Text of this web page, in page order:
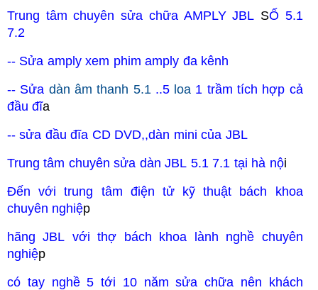
Trung tâm chuyên sửa chữa AMPLYJBL SỐ 5.1
7.2
-- Sửa amply xem phim amply đa kênh
-- Sửa dàn âmthanh 5.1 ..5 loa 1 trầm tích hợp cả
đầu đĩa
-- sửa đầu đĩa CD DVD,,dàn mini của JBL
Trung tâm chuyên sửa dànJBL 5.1 7.1 tại hà nội
Đến với trung tâm điện tử kỹ thuật bách khoa
chuyên nghiệp
hãngJBL với thợ bách khoa lành nghề chuyên
nghiệp
có tay nghề 5 tới 10 năm sửa chữa nên khách